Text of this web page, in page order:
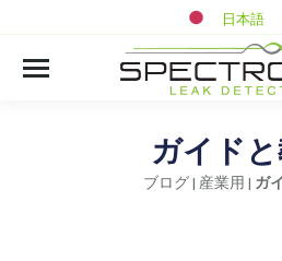
日本語
ガイド
ブログ| 産業用 | ガ